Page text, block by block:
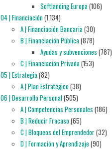
Softlanding Europa(106)
04 | Financiación(1.134)
A | Financiación Bancaria(30)
B | Financiación Pública(878)
Ayudas y subvenciones (787)
C | Financiación Privada(153)
05 | Estrategia(82)
A | Plan Estratégico(38)
06 | Desarrollo Personal(505)
A | Competencias Personales (186)
B | Reducir Fracaso(65)
C | Bloqueos del Emprendedor(32)
D | Formación y Aprendizaje (90)